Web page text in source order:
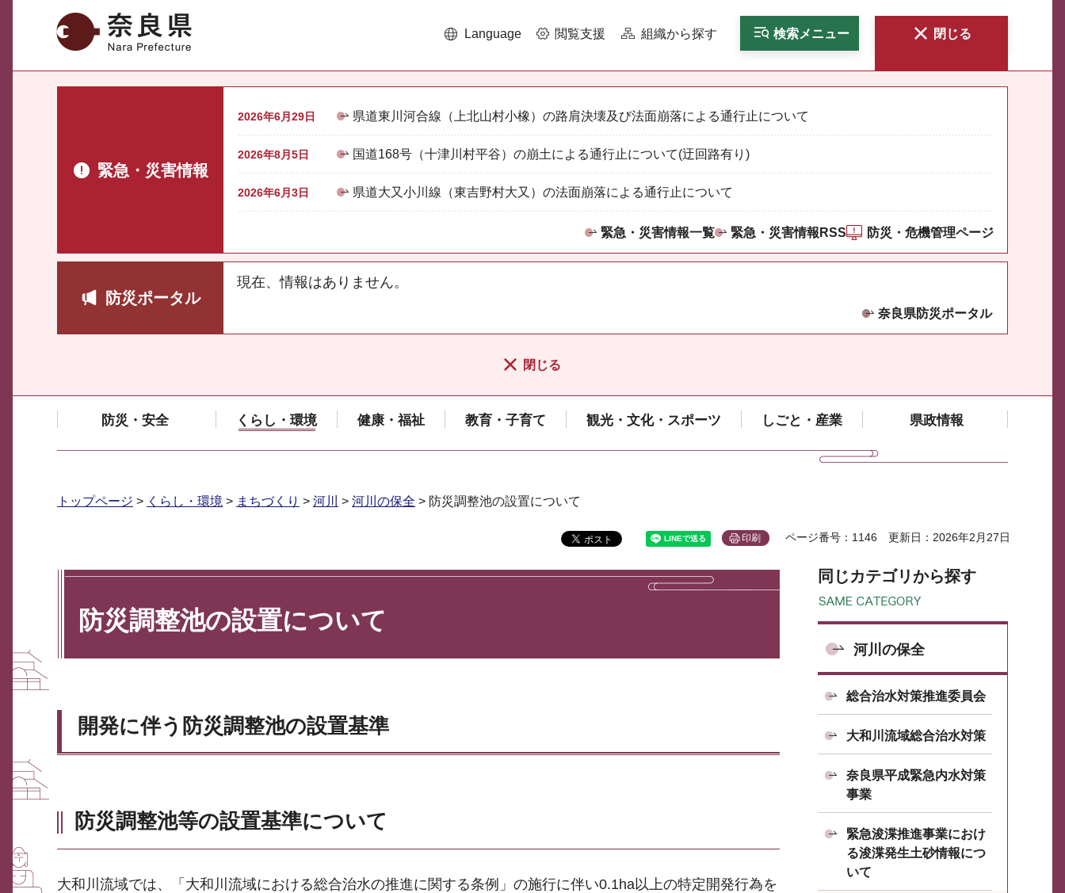
奈良県 Language 閲覧支援 組織から探す 検索メニュー 閉じる
緊急・災害情報
2026年6月29日 県道東川河合線（上北山村小橡）の路肩決壊及び法面崩落による通行止について
2026年8月5日 国道168号（十津川村平谷）の崩土による通行止について(迂回路有り)
2026年6月3日 県道大又小川線（東吉野村大又）の法面崩落による通行止について
緊急・災害情報一覧 緊急・災害情報RSS 防災・危機管理ページ
防災ポータル
現在、情報はありません。
奈良県防災ポータル
閉じる
防災・安全 くらし・環境 健康・福祉 教育・子育て 観光・文化・スポーツ しごと・産業 県政情報
トップページ > くらし・環境 > まちづくり > 河川 > 河川の保全 > 防災調整池の設置について
印刷 ページ番号：1146 更新日：2026年2月27日
防災調整池の設置について
開発に伴う防災調整池の設置基準
防災調整池等の設置基準について
大和川流域では、「大和川流域における総合治水の推進に関する条例」の施行に伴い0.1ha以上の特定開発行為を
同じカテゴリから探す
河川の保全
総合治水対策推進委員会
大和川流域総合治水対策
奈良県平成緊急内水対策
事業
緊急浚渫推進事業におけ
る浚渫発生土砂情報につ
いて